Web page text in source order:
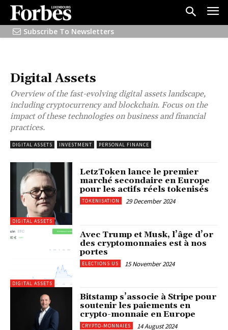
Subscribe To Newsletters
Digital Assets
Overview of the fast-evolving digital assets landscape,
including cryptocurrency and blockchain. Focus on the
impact of these technologies on business and financial
practices.
DIGITAL ASSETS INVESTMENT PERSONAL FINANCE
DIGITAL ASSETS
LetzToken lance le premier
marché secondaire en Europe
pour les actifs réels tokenisés
TOKENISATION 29 December 2024
DIGITAL ASSETS
Avec Trump et Musk, l’âge d’or
des cryptomonnaies est à nos
portes
ELECTIONS US 15 November 2024
Bitstamp s’associe à Stripe pour
soutenir les paiements en
crypto-monnaie en Europe
CRYPTO-MONNAIES 14 August 2024